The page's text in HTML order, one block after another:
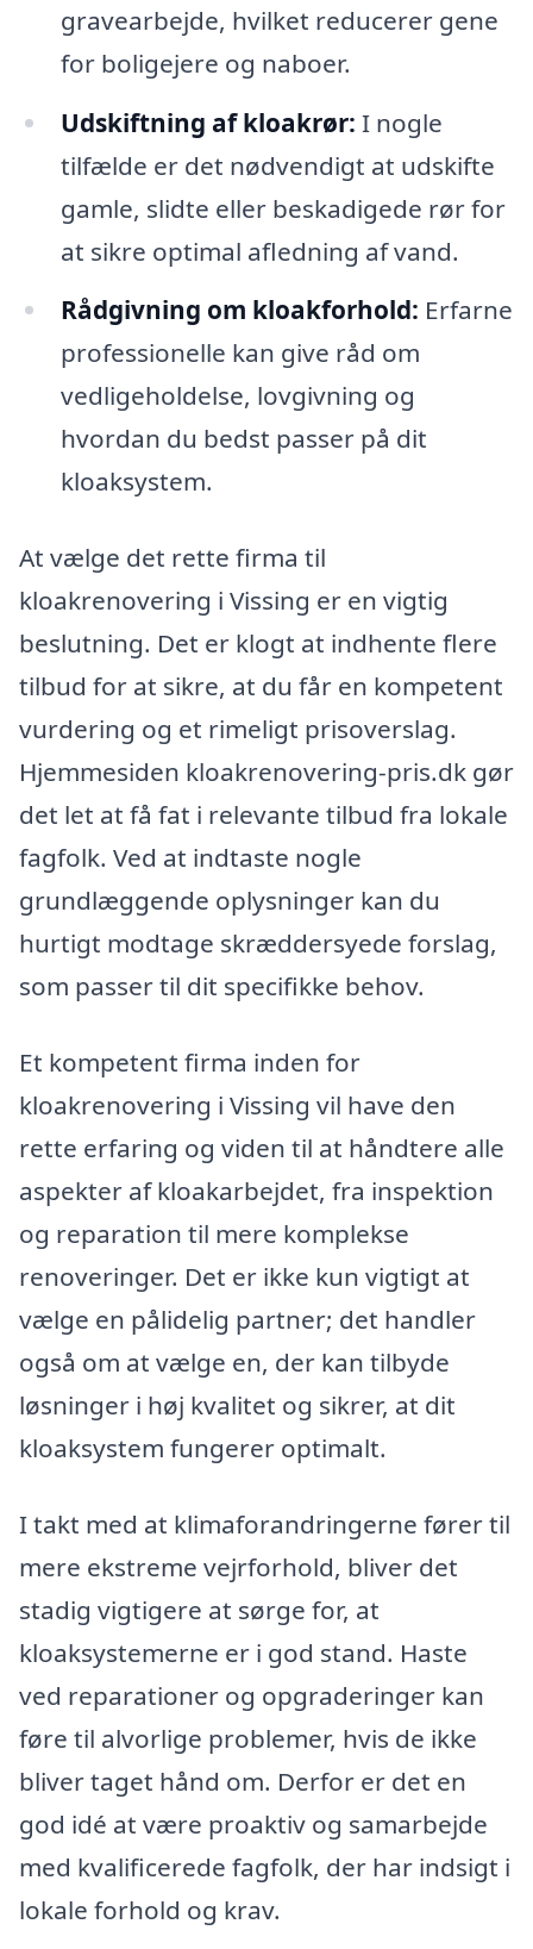
gravearbejde, hvilket reducerer gene
for boligejere og naboer.
Udskiftning af kloakrør: I nogle
tilfælde er det nødvendigt at udskifte
gamle, slidte eller beskadigede rør for
at sikre optimal afledning af vand.
Rådgivning om kloakforhold: Erfarne
professionelle kan give råd om
vedligeholdelse, lovgivning og
hvordan du bedst passer på dit
kloaksystem.
At vælge det rette firma til
kloakrenovering i Vissing er en vigtig
beslutning. Det er klogt at indhente flere
tilbud for at sikre, at du får en kompetent
vurdering og et rimeligt prisoverslag.
Hjemmesiden kloakrenovering-pris.dk gør
det let at få fat i relevante tilbud fra lokale
fagfolk. Ved at indtaste nogle
grundlæggende oplysninger kan du
hurtigt modtage skræddersyede forslag,
som passer til dit specifikke behov.
Et kompetent firma inden for
kloakrenovering i Vissing vil have den
rette erfaring og viden til at håndtere alle
aspekter af kloakarbejdet, fra inspektion
og reparation til mere komplekse
renoveringer. Det er ikke kun vigtigt at
vælge en pålidelig partner; det handler
også om at vælge en, der kan tilbyde
løsninger i høj kvalitet og sikrer, at dit
kloaksystem fungerer optimalt.
I takt med at klimaforandringerne fører til
mere ekstreme vejrforhold, bliver det
stadig vigtigere at sørge for, at
kloaksystemerne er i god stand. Haste
ved reparationer og opgraderinger kan
føre til alvorlige problemer, hvis de ikke
bliver taget hånd om. Derfor er det en
god idé at være proaktiv og samarbejde
med kvalificerede fagfolk, der har indsigt i
lokale forhold og krav.